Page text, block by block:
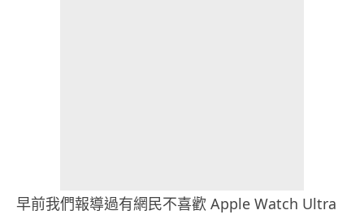
早前我們報導過有網民不喜歡 Apple Watch Ultra